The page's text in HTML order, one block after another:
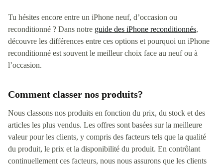
Tu hésites encore entre un iPhone neuf, d’occasion ou
reconditionné ? Dans notre guide des iPhone reconditionnés,
découvre les différences entre ces options et pourquoi un iPhone
reconditionné est souvent le meilleur choix face au neuf ou à
l’occasion.
Comment classer nos produits?
Nous classons nos produits en fonction du prix, du stock et des
articles les plus vendus. Les offres sont basées sur la meilleure
valeur pour les clients, y compris des facteurs tels que la qualité
du produit, le prix et la disponibilité du produit. En contrôlant
continuellement ces facteurs, nous nous assurons que les clients